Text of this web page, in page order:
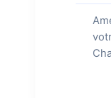
en